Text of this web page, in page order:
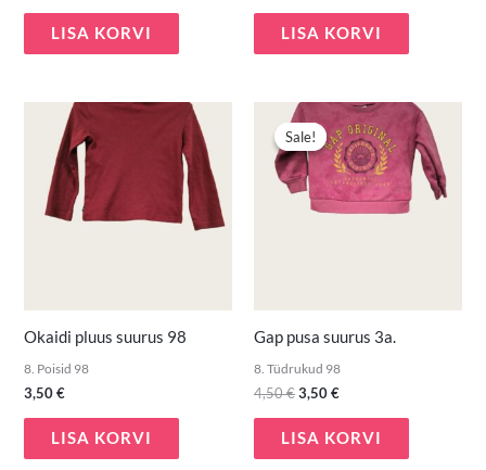
LISA KORVI LISA KORVI
Okaidi pluus suurus 98
8. Poisid 98
3,50€
LISA KORVI
Sale!
Sale!
Gap pusa suurus 3a.
8. Tüdrukud 98
4,50€
Algne
hind
oli:
4,50 €.
3,50€
Praegune
hind
on:
3,50 €.
LISA KORVI